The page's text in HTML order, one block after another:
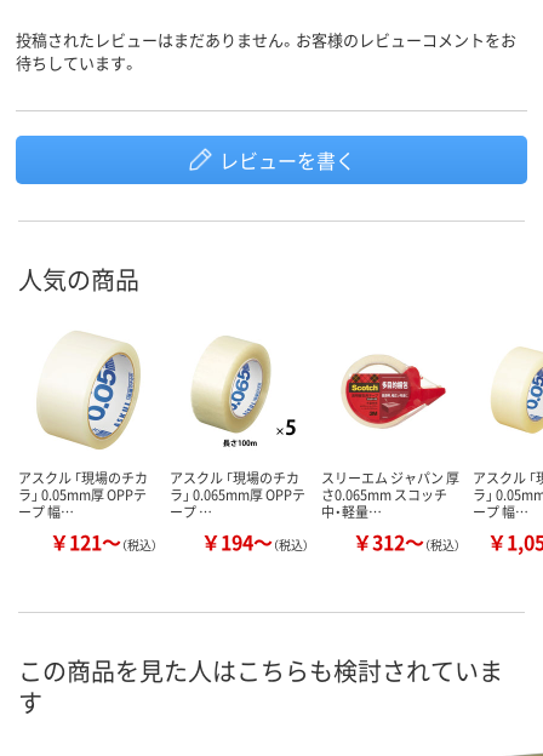
投稿されたレビューはまだありません。お客様のレビューコメントをお
待ちしています。
レビューを書く
人気の商品
アスクル 「現場のチカ
ラ」 0.05mm厚 OPPテ
ープ 幅…
￥121～（税込）
アスクル 「現場のチカ
ラ」 0.065mm厚 OPPテ
ープ …
￥194～（税込）
スリーエム ジャパン 厚
さ0.065mm スコッチ
中・軽量…
￥312～（税込）
アスクル
ラ」
ープ 幅…
￥
この商品を見た人はこちらも検討されていま
す